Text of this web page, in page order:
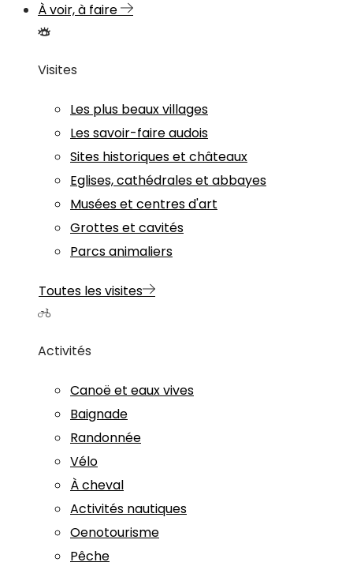
À voir, à faire
Visites
Les plus beaux villages
Les savoir-faire audois
Sites historiques et châteaux
Eglises, cathédrales et abbayes
Musées et centres d'art
Grottes et cavités
Parcs animaliers
Toutes les visites
Activités
Canoë et eaux vives
Baignade
Randonnée
Vélo
À cheval
Activités nautiques
Oenotourisme
Pêche